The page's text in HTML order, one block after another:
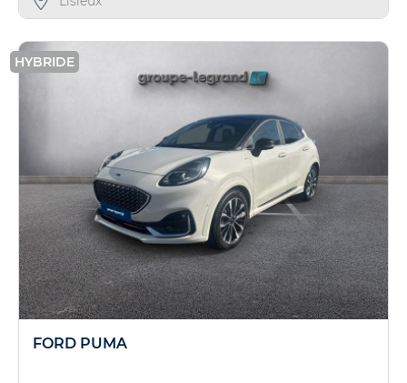
HYBRIDE
FORD PUMA